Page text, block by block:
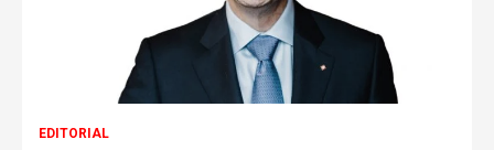
EDITORIAL